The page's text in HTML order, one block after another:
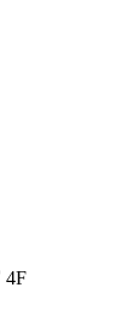
4F